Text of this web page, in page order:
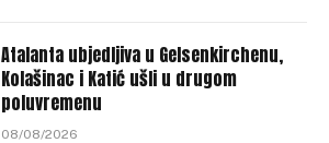
Atalanta ubjedljiva u Gelsenkirchenu,
Kolašinac i Katić ušli u drugom
poluvremenu
08/08/2026